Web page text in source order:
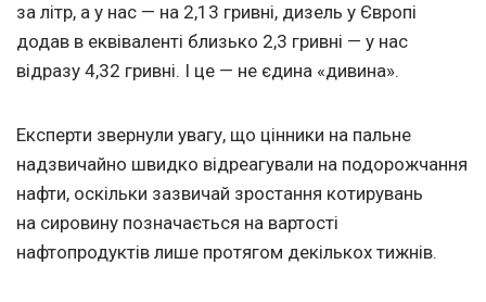
за літр, а у нас — на 2,13 гривні, дизель у Європі
додав в еквіваленті близько 2,3 гривні — у нас
відразу 4,32 гривні. І це — не єдина «дивина».
Експерти звернули увагу, що цінники на пальне
надзвичайно швидко відреагували на подорожчання
нафти, оскільки зазвичай зростання котирувань
на сировину позначається на вартості
нафтопродуктів лише протягом декількох тижнів.